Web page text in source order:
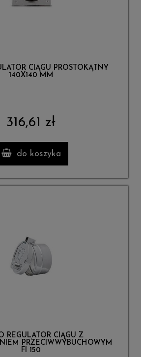
CIĄGU PROSTOKĄTNY
140X140 MM
316,61 zł
do koszyka
REGULATOR CIĄGU Z
PRZECIWWYBUCHOWYM
FI 150